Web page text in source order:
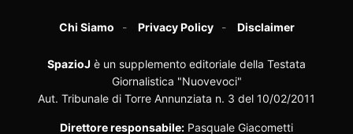
Chi Siamo Privacy Policy Disclaimer
SpazioJ è un supplemento editoriale della Testata
Giornalistica "Nuovevoci"
Aut. Tribunale di Torre Annunziata n. 3 del 10/02/2011
Direttore responsabile: Pasquale Giacometti